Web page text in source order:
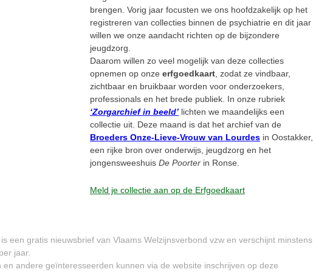
brengen. Vorig jaar focusten we ons hoofdzakelijk op het
registreren van collecties binnen de psychiatrie en dit jaar
willen we onze aandacht richten op de bijzondere
jeugdzorg.
Daarom willen zo veel mogelijk van deze collecties
opnemen op onze erfgoedkaart , zodat ze vindbaar,
zichtbaar en bruikbaar worden voor onderzoekers,
professionals en het brede publiek. In onze rubriek
‘Zorgarchief in beeld’ lichten we maandelijks een
collectie uit. Deze maand is dat het archief van de
Broeders Onze-Lieve-Vrouw van Lourdes in Oostakker,
een rijke bron over onderwijs, jeugdzorg en het
jongensweeshuis De Poorter in Ronse.
Meld je collectie aan op de Erfgoedkaart
een gratis nieuwsbrief van Vlaams Welzijnsverbond vzw en verschijnt minstens
jaar.
en andere geïnteresseerden kunnen via de website inschrijven op deze